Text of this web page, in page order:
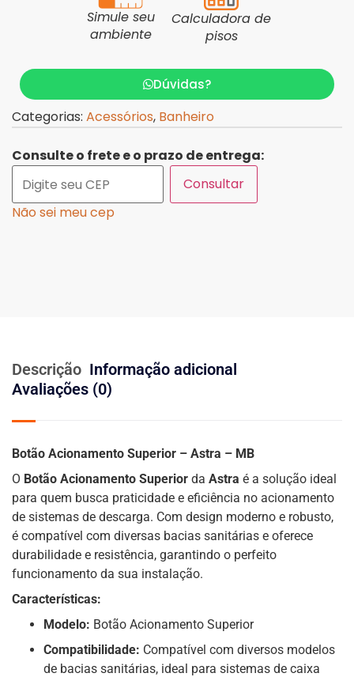
Simule seu
ambiente
Calculadora de
pisos
Dúvidas?
Categorias: Acessórios, Banheiro
Consulte o frete e o prazo de entrega:
Consultar
Não sei meu cep
Descrição Informação adicional
Avaliações (0)
Botão Acionamento Superior – Astra – MB
O Botão Acionamento Superior da Astra é a solução ideal
para quem busca praticidade e eficiência no acionamento
de sistemas de descarga. Com design moderno e robusto,
é compatível com diversas bacias sanitárias e oferece
durabilidade e resistência, garantindo o perfeito
funcionamento da sua instalação.
Características:
Modelo: Botão Acionamento Superior
Compatibilidade: Compatível com diversos modelos
de bacias sanitárias, ideal para sistemas de caixa